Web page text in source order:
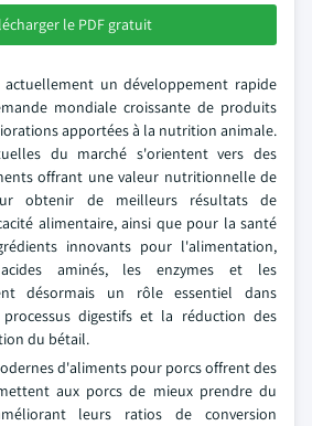
le PDF gratuit
actuellement un développement rapide
mondiale croissante de produits
apportées à la nutrition animale.
du marché s'orientent vers des
offrant une valeur nutritionnelle de
obtenir de meilleurs résultats de
alimentaire, ainsi que pour la santé
innovants pour l'alimentation,
aminés, les enzymes et les
désormais un rôle essentiel dans
digestifs et la réduction des
du bétail.
d'aliments pour porcs offrent des
aux porcs de mieux prendre du
leurs ratios de conversion